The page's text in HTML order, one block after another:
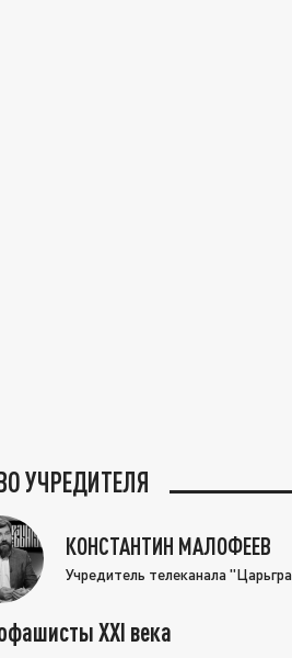
УЧРЕДИТЕЛЯ
КОНСТАНТИН МАЛОФЕЕВ
Учредитель телеканала
XXI века